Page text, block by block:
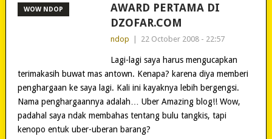
WOW NDOP
AWARD PERTAMA DI
DZOFAR.COM
ndop 22 October 2008 - 22:57
Lagi-lagi saya harus mengucapkan
terimakasih buwat mas antown. Kenapa? karena diya memberi
penghargaan ke saya lagi. Kali ini kayaknya lebih bergengsi.
Nama penghargaannya adalah… Uber Amazing blog!! Wow,
padahal saya ndak membahas tentang bulu tangkis, tapi
kenopo entuk uber-uberan barang?